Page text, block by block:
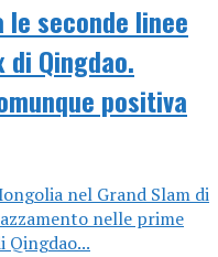
seconde linee
di Qingdao.
positiva
nel Grand Slam di
nelle prime
Qingdao...